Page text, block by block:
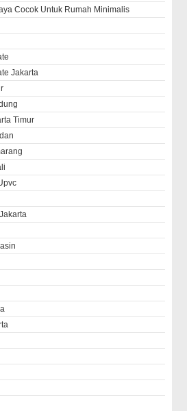
Cocok Untuk Rumah Minimalis
Jakarta
Timur